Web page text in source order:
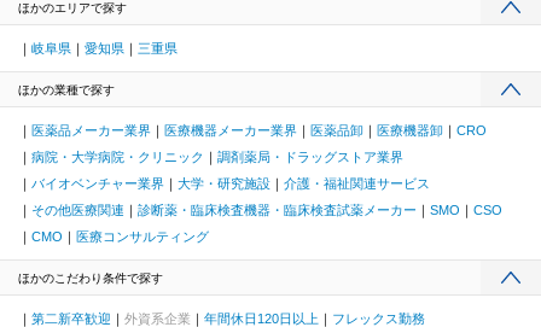
ほかのエリアで探す
岐阜県 愛知県 三重県
ほかの業種で探す
医薬品メーカー業界 医療機器メーカー業界 医薬品卸 医療機器卸
CRO
病院・大学病院・クリニック
調剤薬局・ドラッグストア業界
バイオベンチャー業界
大学・研究施設
介護・福祉関連サービス
その他医療関連
診断薬・臨床検査機器・臨床検査試薬メーカー SMO
CSO
CMO
医療コンサルティング
ほかのこだわり条件で探す
第二新卒歓迎 外資系企業 年間休日120日以上
フレックス勤務